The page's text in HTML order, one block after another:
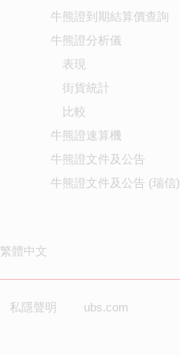
牛熊證到期結算價查詢
牛熊證分析儀
表現
街貨統計
比較
牛熊證速算機
牛熊證文件及公告
牛熊證文件及公告 (瑞信)
繁體中文
私隱聲明 ubs.com